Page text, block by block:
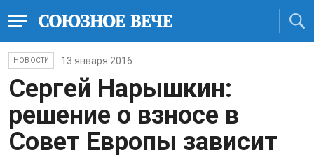
НОВОСТИ 13 января 2016
Сергей Нарышкин:
решение о взносе в
Совет Европы зависит